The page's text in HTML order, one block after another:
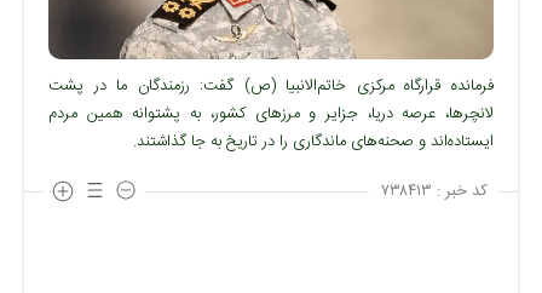
فرمانده قرارگاه مرکزی خاتم‌الانبیا (ص) گفت: رزمندگان ما در پشت
لانچرها، عرصه دریا، جزایر و مرز‌های کشور، به پشتوانه همین مردم
ایستاده‌اند و صحنه‌های ماندگاری را در تاریخ به جا گذاشتند.
کد خبر : ۷۳۸۴۱۳